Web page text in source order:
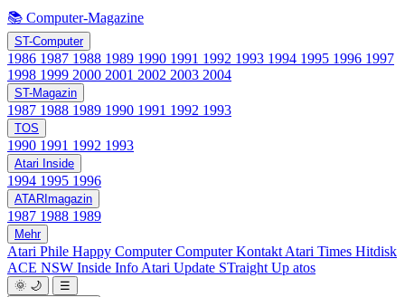
📚 Computer-Magazine
ST-Computer
1986 1987 1988 1989 1990 1991 1992 1993 1994 1995 1996 1997
1998 1999 2000 2001 2002 2003 2004
ST-Magazin
1987 1988 1989 1990 1991 1992 1993
TOS
1990 1991 1992 1993
Atari Inside
1994 1995 1996
ATARImagazin
1987 1988 1989
Mehr
Atari Phile Happy ComputerComputer Kontakt Atari Times Hitdisk
ACE NSW Inside Info Atari Update STraight Up atos
🌞 🌙
☰